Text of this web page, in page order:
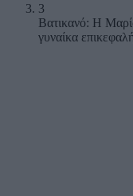
3
Βατικανό: Η
γυναίκα